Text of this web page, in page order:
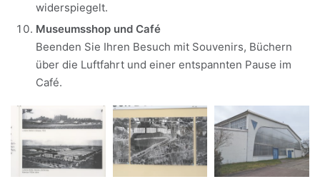
widerspiegelt.
Museumsshop und Café
Beenden Sie Ihren Besuch mit Souvenirs, Büchern
über die Luftfahrt und einer entspannten Pause im
Café.